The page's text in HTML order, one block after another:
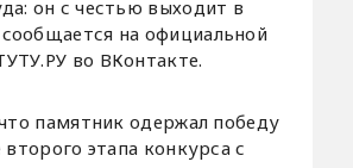
он с честью выходит в
на официальной
во ВКонтакте.
памятник одержал победу
этапа конкурса с